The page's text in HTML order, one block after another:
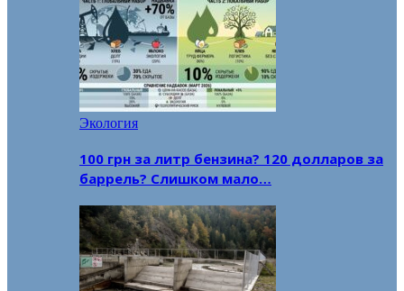
Экология
100 грн за литр бензина? 120 долларов за
баррель? Слишком мало…